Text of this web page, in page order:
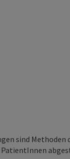
sind
PatientInnen